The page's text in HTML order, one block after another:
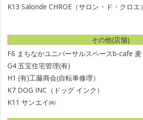
K13 Salonde CHROE（サロン・ド・クロエ）
その他(店舗)
F6 まちなかユニバーサルスペースb-cafe 麦
G4 五宝住宅管理(有)
H1 (有)工藤商会(自転車修理）
K7 DOG INC（ドッグ インク）
K11 サンエイ㈱